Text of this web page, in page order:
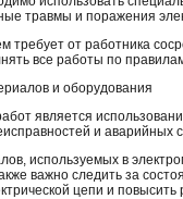
травмы и поражения
от работника
все работы по
и оборудования
является
и аварийных
используемых в
важно следить за
цепи и повысить